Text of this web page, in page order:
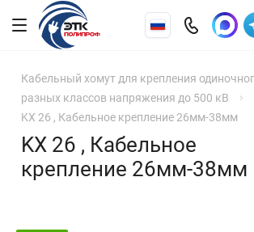
Кабельный хомут для крепления
разных классов напряжения до 500 кВ
KX 26 , Кабельное крепление 26мм-38мм
KX 26 , Кабельное
крепление 26мм-38мм